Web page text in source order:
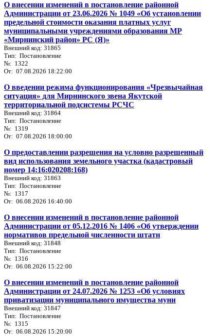
О внесении изменений в постановление районной
Администрации от 23.06.2026 № 1049 «Об установлении
предельной стоимости оказания платных услуг
муниципальными учреждениями образования МР
«Мирнинский район» РС (Я)»
Внешний код: 31865
Тип: Постановление
№: 1322
От: 07.08.2026 18:22:00
О введении режима функционирования «Чрезвычайная
ситуация» для Мирнинского звена Якутской
территориальной подсистемы РСЧС
Внешний код: 31864
Тип: Постановление
№: 1319
От: 07.08.2026 18:00:00
О предоставлении разрешения на условно разрешенный
вид использования земельного участка (кадастровый
номер 14:16:020208:168)
Внешний код: 31863
Тип: Постановление
№: 1317
От: 06.08.2026 16:40:00
О внесении изменений в постановление районной
Администрации от 05.12.2016 № 1406 «Об утверждении
нормативов предельной численности штатн
Внешний код: 31848
Тип: Постановление
№: 1316
От: 06.08.2026 15:22:00
О внесении изменений в постановление районной
Администрации от 24.07.2026 № 1253 «Об условиях
приватизации муниципального имущества муни
Внешний код: 31847
Тип: Постановление
№: 1315
От: 06.08.2026 15:20:00